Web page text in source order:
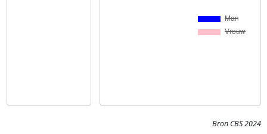
Bron CBS 2024